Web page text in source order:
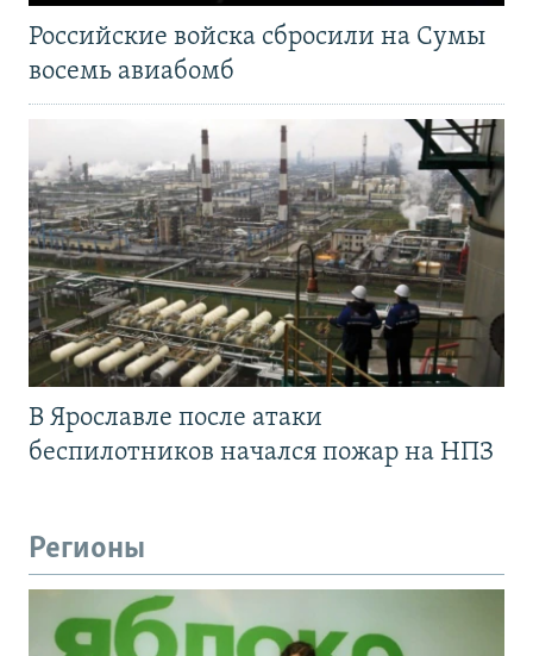
Российские войска сбросили на Сумы
восемь авиабомб
В Ярославле после атаки
беспилотников начался пожар на НПЗ
Регионы